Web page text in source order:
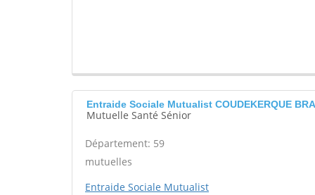
Entraide Sociale Mutualist COUDEKERQUE
Mutuelle Santé Sénior
Département: 59
mutuelles
Entraide Sociale Mutualist